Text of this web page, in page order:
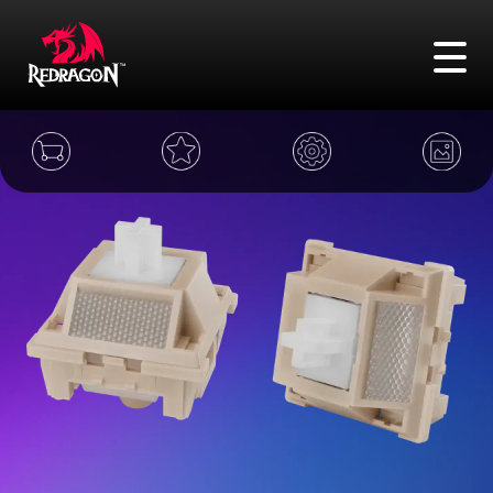
FAQ Поиск
Игровые мыши
Игровые клавиатуры
Игровые гарнитуры